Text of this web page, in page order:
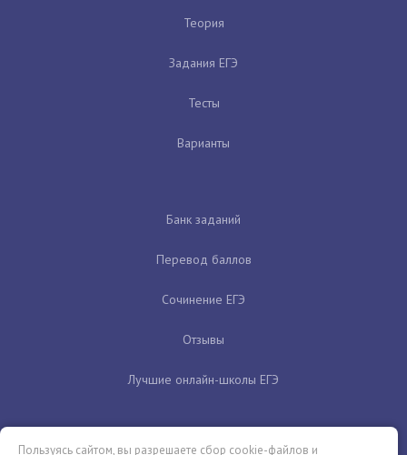
Теория
Задания ЕГЭ
Тесты
Варианты
Банк заданий
Перевод баллов
Сочинение ЕГЭ
Отзывы
Лучшие онлайн-школы ЕГЭ
Пользуясь сайтом, вы разрешаете сбор cookie-файлов и